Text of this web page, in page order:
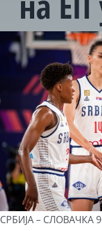
View
Larger
СРБИЈА – СЛОВАЧКА